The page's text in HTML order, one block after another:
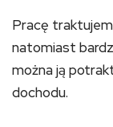
Pracę
natomiast
można ją
dochodu.